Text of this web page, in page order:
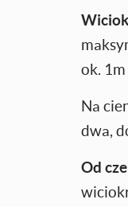
ok.
Na
dwa,
Od